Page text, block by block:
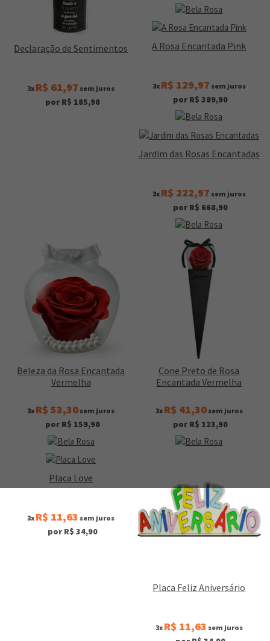
Declaração de Sentimentos
3x R$ 61,97 sem juros
por R$ 185,90
A Rosa Encantada Pink
3x R$ 129,97 sem juros
por R$ 389,90
Jardim das Rosas Encantadas
3x R$ 222,97 sem juros
por R$ 668,90
Beleza da Rosa Encantada
Vermelha
3x R$ 53,30 sem juros
por R$ 159,90
Cone Preto de Rosa
Encantada Vermelha
3x R$ 41,30sem juros
por R$ 123,90
Placa Love
3x R$ 11,63 sem juros
por R$ 34,90
Placa Feliz Aniversário
3x R$ 11,63 sem juros